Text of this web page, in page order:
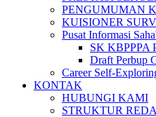
PENGUMUMAN
KUISIONER
Pusat Informasi
SK KBPPPA
Draft Perbup
Career Self-
KONTAK
HUBUNGI KAMI
STRUKTUR